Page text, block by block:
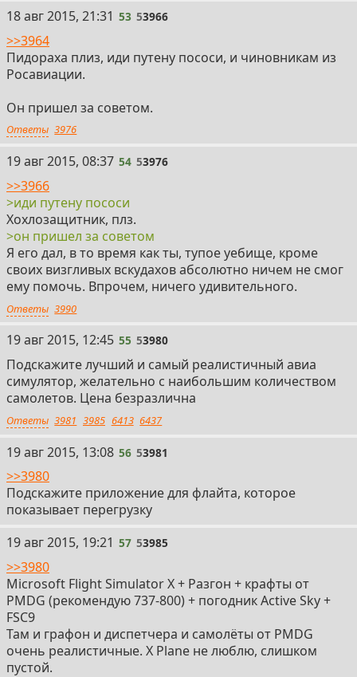
18 авг 2015, 21:31 53 53966
>>3964
Пидораха плиз, иди путену пососи, и чиновникам из
Росавиации.
Он пришел за советом.
Ответы 3976
19 авг 2015, 08:37 54 53976
>>3966
>иди путену пососи
Хохлозащитник, плз.
>он пришел за советом
Я его дал, в то время как ты, тупое уебище, кроме
своих визгливых вскудахов абсолютно ничем не смог
ему помочь. Впрочем, ничего удивительного.
Ответы 3990
19 авг 2015, 12:45 55 53980
Подскажите лучший и самый реалистичный авиа
симулятор, желательно с наибольшим количеством
самолетов. Цена безразлична
Ответы 3981 3985 6413 6437
19 авг 2015, 13:08 56 53981
>>3980
Подскажите приложение для флайта, которое
показывает перегрузку
19 авг 2015, 19:21 57 53985
>>3980
Microsoft Flight Simulator X + Разгон + крафты от
PMDG (рекомендую 737-800) + погодник Active Sky +
FSC9
Там и графон и диспетчера и самолёты от PMDG
очень реалистичные. X Plane не люблю, слишком
пустой.